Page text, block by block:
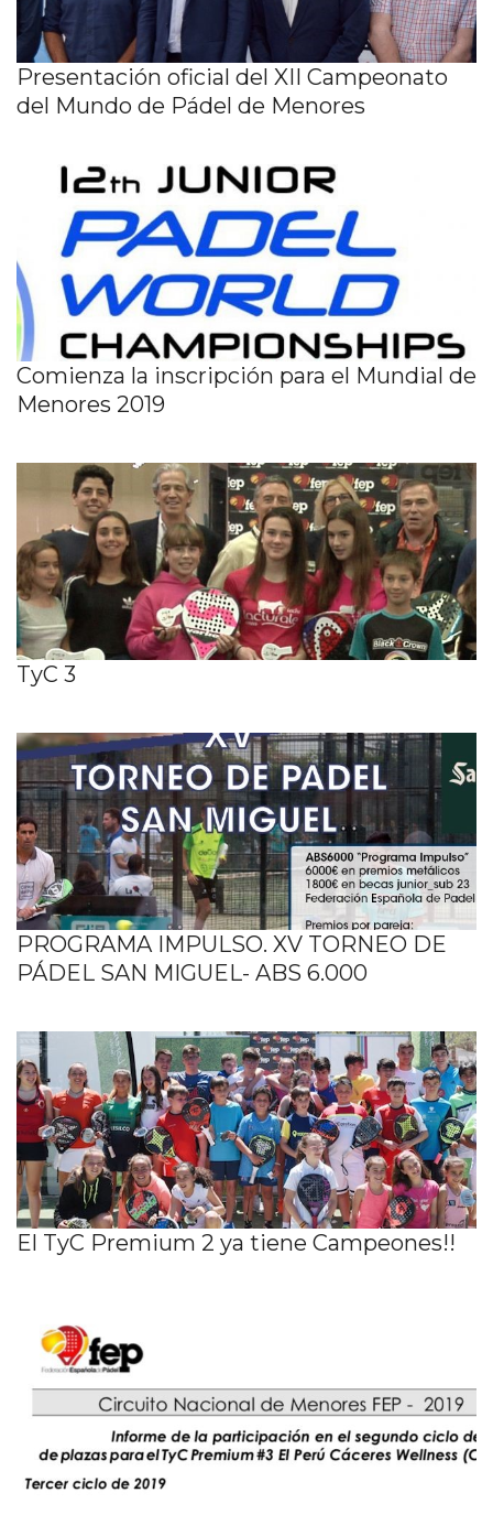
Presentación oficial del XII Campeonato
del Mundo de Pádel de Menores
Comienza la inscripción para el Mundial de
Menores 2019
TyC 3
PROGRAMA IMPULSO. XV TORNEO DE
PÁDEL SAN MIGUEL- ABS 6.000
El TyC Premium 2 ya tiene Campeones!!